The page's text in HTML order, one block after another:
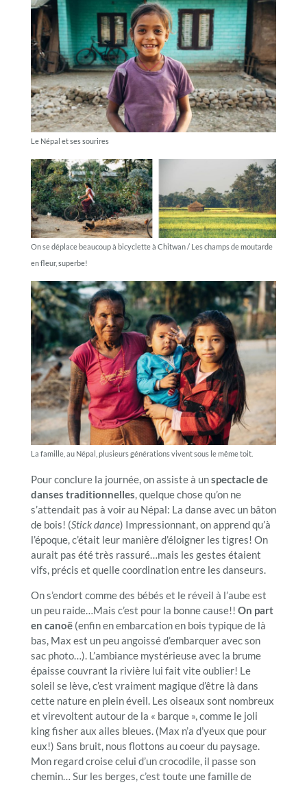
Le Népal et ses sourires
On se déplace beaucoup à bicyclette à Chitwan / Les champs de moutarde
en fleur, superbe!
La famille, au Népal, plusieurs générations vivent sous le même toit.
Pour conclure la journée, on assiste à unspectacle de
danses traditionnelles, quelque chose qu’on ne
s’attendait pas à voir au Népal: La danse avec un bâton
de bois! (Stick dance) Impressionnant, on apprend qu’à
l’époque, c’était leur manière d’éloigner les tigres! On
aurait pas été très rassuré…mais les gestes étaient
vifs, précis et quelle coordination entre les danseurs.
On s’endort comme des bébés et le réveil à l’aube est
un peu raide…Mais c’est pour la bonne cause!! On part
en canoë(enfin en embarcation en bois typique de là
bas, Max est un peu angoissé d’embarquer avec son
sac photo…). L’ambiance mystérieuse avec la brume
épaisse couvrant la rivière lui fait vite oublier! Le
soleil se lève, c’est vraiment magique d’être là dans
cette nature en plein éveil. Les oiseaux sont nombreux
et virevoltent autour de la « barque », comme le joli
king fisher aux ailes bleues. (Max n’a d’yeux que pour
eux!) Sans bruit, nous flottons au coeur du paysage.
Mon regard croise celui d’un crocodile, il passe son
chemin… Sur les berges, c’est toute une famille de